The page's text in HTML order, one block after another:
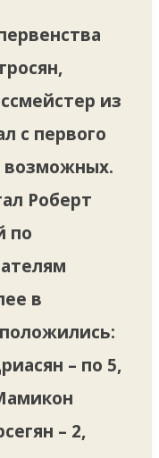
из
с первого
возможных.
Роберт
по
в
– по 5,
– 2,